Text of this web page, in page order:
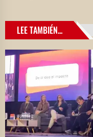
LEE TAMBIÉN...